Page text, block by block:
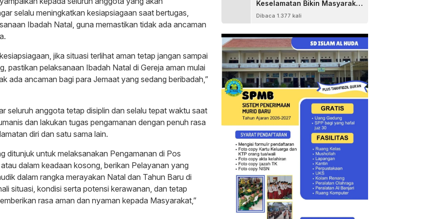
selalu meningkatkan kesiapsiagaan saat bertugas,
Ibadah Natal, guna memastikan tidak ada ancaman
jika situasi terlihat aman tetap jangan sampai
pastikan pelaksanaan Ibadah Natal di Gereja aman mulai
ada ancaman bagi para Jemaat yang sedang beribadah,”
seluruh anggota tetap disiplin dan selalu tepat waktu saat
dan lakukan tugas pengamanan dengan penuh rasa
diri dan satu sama lain.
ditunjuk untuk melaksanakan Pengamanan di Pos
dalam keadaan kosong, berikan Pelayanan yang
dalam rangka merayakan Natal dan Tahun Baru di
situasi, kondisi serta potensi kerawanan, dan tetap
rasa aman dan nyaman kepada Masyarakat,”
Keselamatan Bikin Masyarakat
Senang
Dibaca 1.377 kali